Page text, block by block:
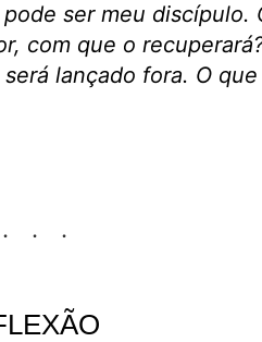
ser meu discípulo.
com que o
lançado fora. O